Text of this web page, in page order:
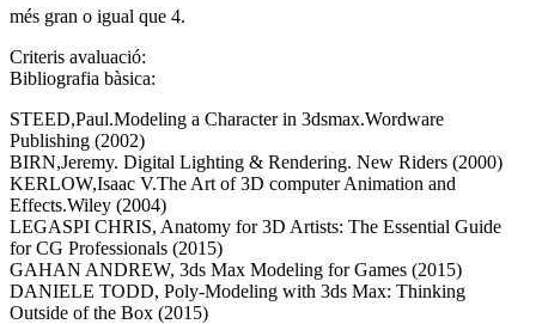
més gran o igual que 4.
Criteris avaluació:
Bibliografia bàsica:
STEED,Paul.Modeling a Character in 3dsmax.Wordware
Publishing (2002)
BIRN,Jeremy. Digital Lighting & Rendering. New Riders (2000)
KERLOW,Isaac V.The Art of 3D computer Animation and
Effects.Wiley (2004)
LEGASPI CHRIS, Anatomy for 3D Artists: The Essential Guide
for CG Professionals (2015)
GAHAN ANDREW, 3ds Max Modeling for Games (2015)
DANIELE TODD, Poly-Modeling with 3ds Max: Thinking
Outside of the Box (2015)